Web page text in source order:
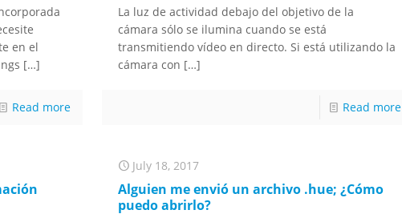
en el
[…]
Read more
La luz de actividad debajo del objetivo de la
cámara sólo se ilumina cuando se está
transmitiendo vídeo en directo. Si está utilizando la
cámara con […]
Read more
July 18, 2017
Alguien me envió un archivo .hue; ¿Cómo
puedo abrirlo?